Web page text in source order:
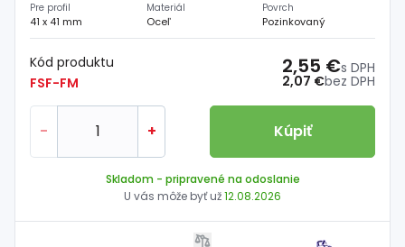
Pre profil
41 x 41 mm
Materiál
Oceľ
Povrch
Pozinkovaný
Kód produktu
FSF-FM
2,07 €bez DPH
2,55 €s DPH
- + Kúpiť
Skladom - pripravené na odoslanie
U vás môže byť už12.08.2026